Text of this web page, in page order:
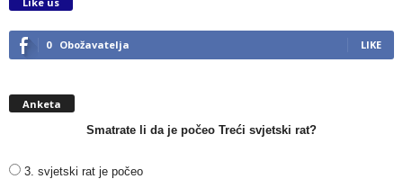
0 Obožavatelja LIKE
Anketa
Smatrate li da je počeo Treći svjetski rat?
3. svjetski rat je počeo